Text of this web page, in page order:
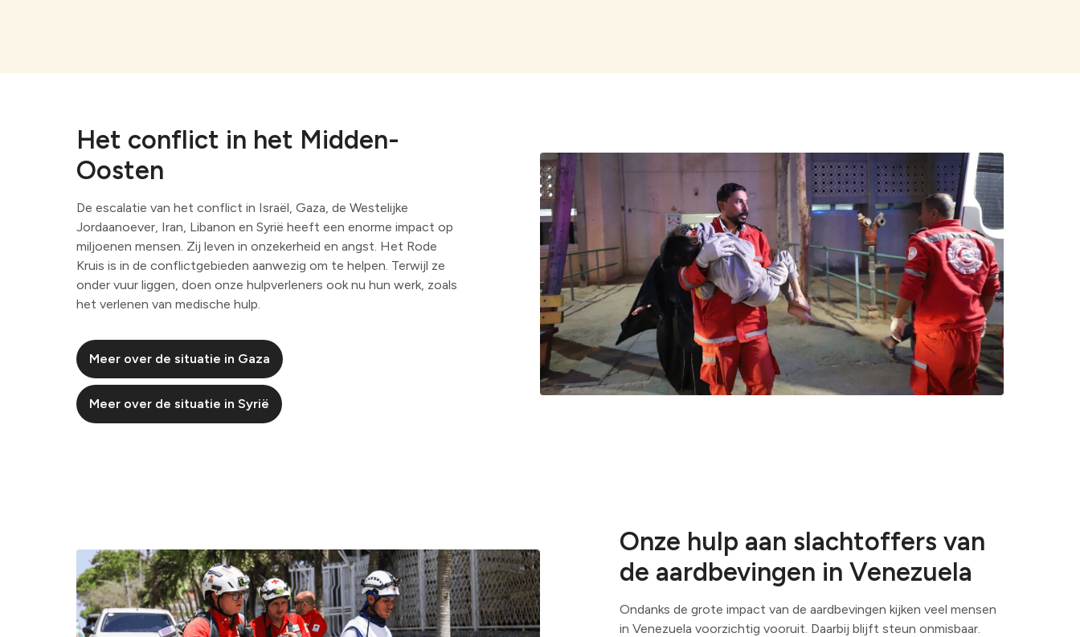
Het conflict in het Midden-
Oosten
De escalatie van het conflict in Israël, Gaza, de Westelijke
Jordaanoever, Iran, Libanon en Syrië heeft een enorme impact op
miljoenen mensen. Zij leven in onzekerheid en angst. Het Rode
Kruis is in de conflictgebieden aanwezig om te helpen. Terwijl ze
onder vuur liggen, doen onze hulpverleners ook nu hun werk, zoals
het verlenen van medische hulp.
Meer over de situatie in Gaza
Meer over de situatie in Syrië
Onze hulp aan slachtoffers van
de aardbevingen in Venezuela
Ondanks de grote impact van de aardbevingen kijken veel mensen
in Venezuela voorzichtig vooruit. Daarbij blijft steun onmisbaar.